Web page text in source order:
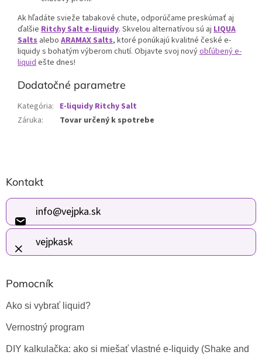
Ak hľadáte svieže tabakové chute, odporúčame preskúmať aj
ďalšie Ritchy Salt e-liquidy. Skvelou alternatívou sú aj LIQUA
Salts alebo ARAMAX Salts, ktoré ponúkajú kvalitné české e-
liquidy s bohatým výberom chutí. Objavte svoj novýobľúbený e-
liquidešte dnes!
Dodatočné parametre
Kategória: E-liquidy Ritchy Salt
Záruka: Tovar určený k spotrebe
á
p
t
i
e
Kontakt
info@vejpka.sk
vejpkask
Pomocník
Ako si vybrať liquid?
Vernostný program
DIY kalkulačka: ako si miešať vlastné e-liquidy (Shake and